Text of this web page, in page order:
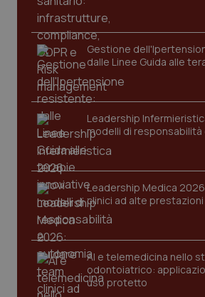
Gestione
dalle Linee Guida alle
Leadership
modelli di responsabilità
Leadership Medica
clinici ad alte prestazioni
AI e telemedicina nello
odontoiatrico:
uso protetto
CookieScriptConsent
tracking-sites-ironfish-
tracking-enable